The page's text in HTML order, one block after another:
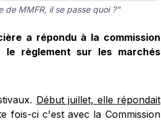
de MMFR, il se passe quoi ?"
a répondu à la commission
le règlement sur les marchés
Début juillet, elle répondait
fois-ci c'est avec la Commission